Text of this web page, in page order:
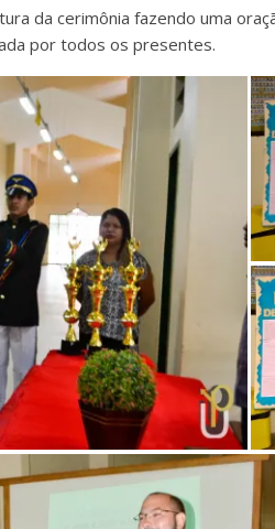
da cerimônia fazendo uma
por todos os presentes.